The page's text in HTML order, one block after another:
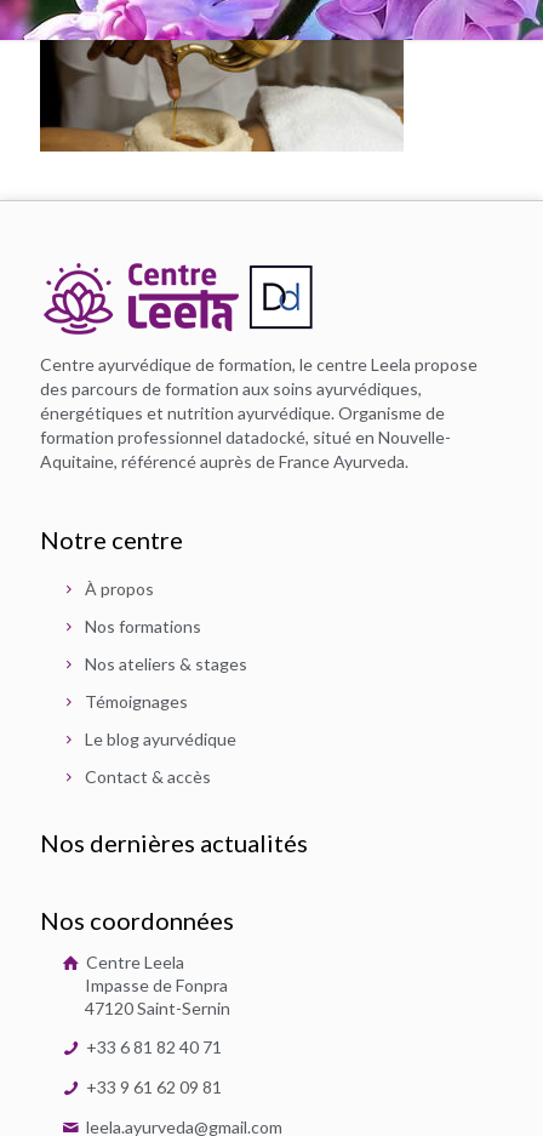
Centre ayurvédique de formation, le centre Leela propose
des parcours de formation aux soins ayurvédiques,
énergétiques et nutrition ayurvédique. Organisme de
formation professionnel datadocké, situé en Nouvelle-
Aquitaine, référencé auprès de France Ayurveda.
Notre centre
À propos
Nos formations
Nos ateliers & stages
Témoignages
Le blog ayurvédique
Contact & accès
Nos dernières actualités
Nos coordonnées
Centre Leela
Impasse de Fonpra
47120 Saint-Sernin
+33 6 81 82 40 71
+33 9 61 62 09 81
leela.ayurveda@gmail.com